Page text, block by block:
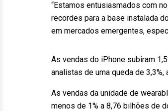
“Estamos entusiasmados com
recordes para a base instalada
em mercados emergentes,
As vendas do iPhone subiram
analistas de uma queda de
As vendas da unidade de
menos de 1% a 8,76 bilhões de